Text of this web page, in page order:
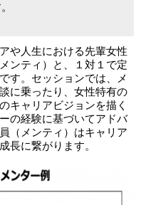
や人生における先輩女性
ンティ）と、１対１で定
す。セッションでは、メ
に乗ったり、女性特有の
キャリアビジョンを描く
の経験に基づいてアドバ
（メンティ）はキャリア
長に繋がります。